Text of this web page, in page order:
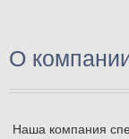
О
Наша компания